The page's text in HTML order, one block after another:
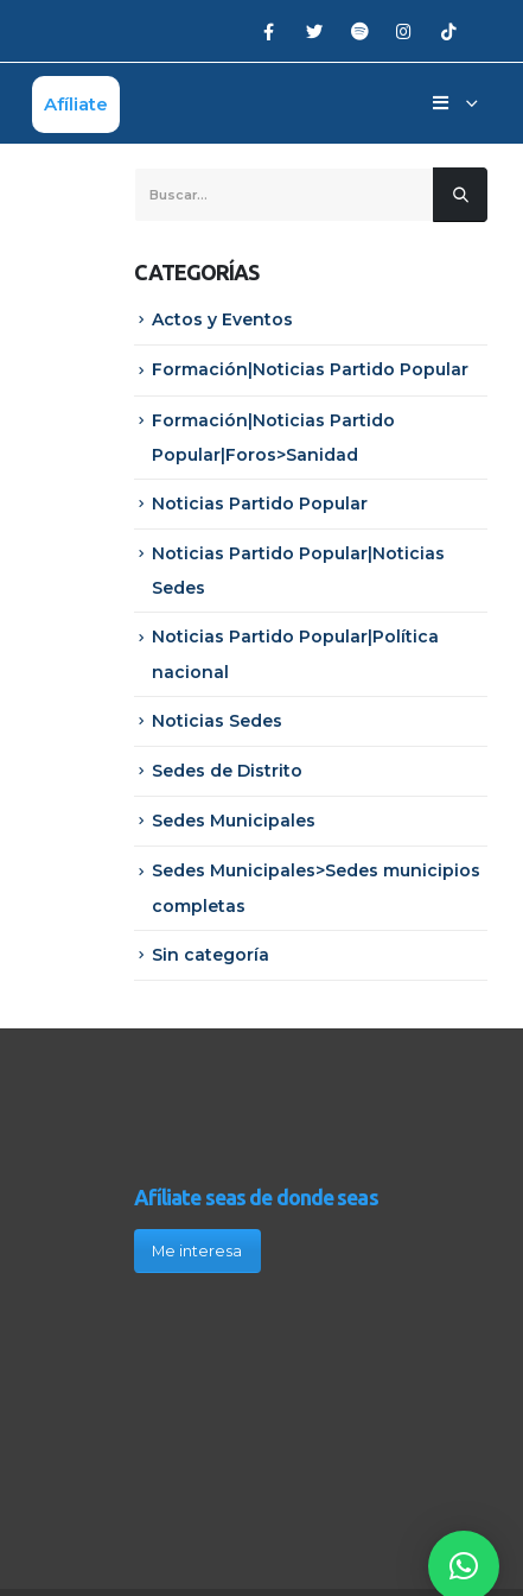
Afíliate
CATEGORÍAS
Actos y Eventos
Formación|Noticias Partido Popular
Formación|Noticias Partido
Popular|Foros>Sanidad
Noticias Partido Popular
Noticias Partido Popular|Noticias
Sedes
Noticias Partido Popular|Política
nacional
Noticias Sedes
Sedes de Distrito
Sedes Municipales
Sedes Municipales>Sedes municipios
completas
Sin categoría
Afíliate seas de donde seas
Me interesa